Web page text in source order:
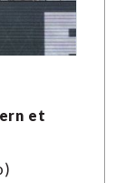
et